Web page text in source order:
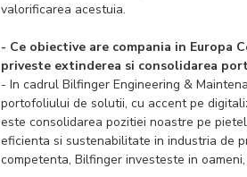
valorificarea acestuia.
- Ce obiective are compania in Europa
priveste extinderea si consolidarea
- In cadrul Bilfinger Engineering &
portofoliului de solutii, cu accent pe
este consolidarea pozitiei noastre pe
eficienta si sustenabilitate in industria de
competenta, Bilfinger investeste in